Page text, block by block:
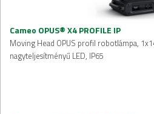
Cameo OPUS® X4 PROFILE IP
Moving Head OPUS profil robotlámpa,
nagyteljesítményű LED, IP65